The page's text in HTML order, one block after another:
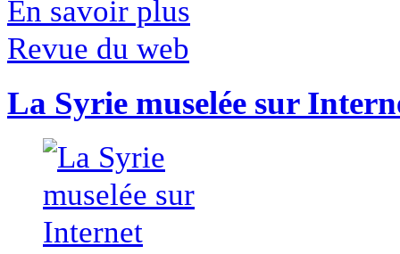
En savoir plus
Revue du web
La Syrie muselée sur